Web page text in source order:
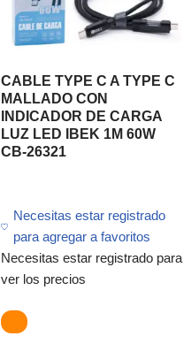
CABLE TYPE C A TYPE C
MALLADO CON
INDICADOR DE CARGA
LUZ LED IBEK 1M 60W
CB-26321
Necesitas estar registrado
para agregar a favoritos
Necesitas estar registrado para
ver los precios